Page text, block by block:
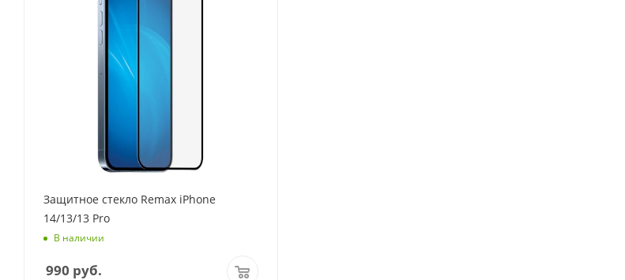
Защитное стекло Remax iPhone
14/13/13 Pro
В наличии
990 руб.